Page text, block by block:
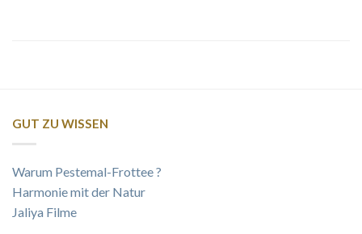
GUT ZU WISSEN
Warum Pestemal-Frottee ?
Harmonie mit der Natur
Jaliya Filme